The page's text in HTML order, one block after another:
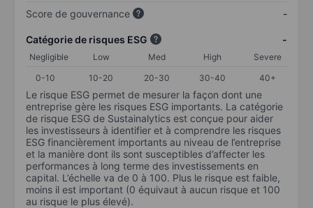
Score de gouvernance
-
Catégorie de risques ESG -
Negligible Low Med High
Severe
0-10
10-20 20-30 30-40 40+
Le risque ESG permet de mesurer la façon dont une
entreprise gère les risques ESG importants. La catégorie
de risque ESG de Sustainalytics est conçue pour aider
les investisseurs à identifier et à comprendre les risques
ESG financièrement importants au niveau de l’entreprise
et la manière dont ils sont susceptibles d’affecter les
performances à long terme des investissements en
capital. L’échelle va de 0 à 100. Plus le risque est faible,
moins il est important (0 équivaut à aucun risque et 100
au risque le plus élevé).